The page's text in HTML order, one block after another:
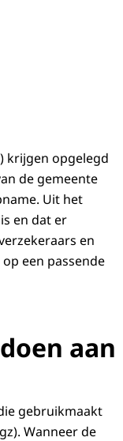
krijgen opgelegd
de gemeente
Uit het
en dat er
en
een passende
aan
gebruikmaakt
Wanneer de